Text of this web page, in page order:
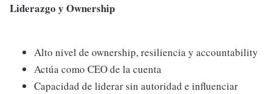
Liderazgo y Ownership
Alto nivel de ownership, resiliencia y accountability
Actúa como CEO de la cuenta
Capacidad de liderar sin autoridad e influenciar